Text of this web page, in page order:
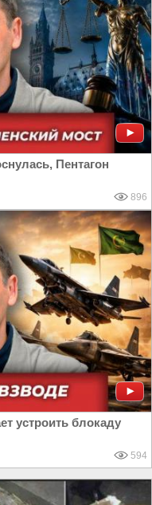
Пентагон
896
устроить блокаду
594